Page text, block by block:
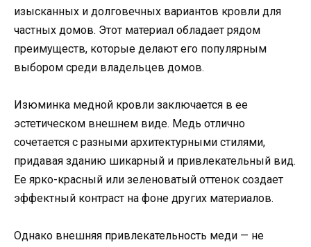
изысканных и долговечных вариантов кровли для
частных домов. Этот материал обладает рядом
преимуществ, которые делают его популярным
выбором среди владельцев домов.
Изюминка медной кровли заключается в ее
эстетическом внешнем виде. Медь отлично
сочетается с разными архитектурными стилями,
придавая зданию шикарный и привлекательный вид.
Ее ярко-красный или зеленоватый оттенок создает
эффектный контраст на фоне других материалов.
Однако внешняя привлекательность меди — не